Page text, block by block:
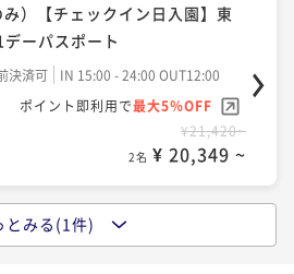
ポイント即利用で 最大5％OFF
2名 ¥ 47,994 ~
朝食付）お早め30日前の連泊予
- 24:00 OUT12:00
ポイント即利用で
）【チェックイン日入園】東
ーパスポート
決済可
IN 15:00 - 24:00 OUT12:00
ポイント即利用で最大5％OFF
¥21,420~
2名 ¥ 20,349 ~
チェックイン日入園】東京デ
とみる(1件)